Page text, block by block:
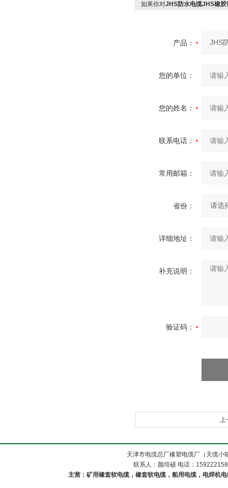
如果你对JHS防水电缆JHS橡胶
产品：
您的单位：
您的姓名：
联系电话：
常用邮箱：
省份：
详细地址：
补充说明：
验证码：
上
天津市电缆总厂橡塑电缆厂（天缆
联系人：颜培硕 电话：
主营：矿用橡套软电缆，橡套软电缆，船用电缆，电焊机